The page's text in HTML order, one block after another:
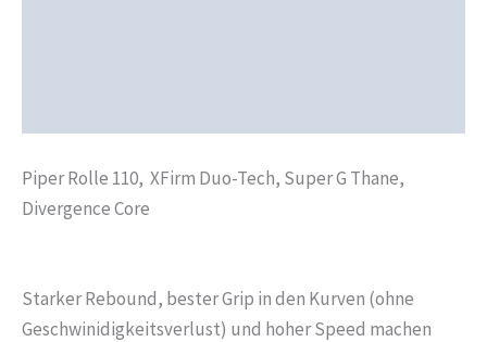
Piper Rolle 110, XFirm Duo-Tech, Super G Thane,
Divergence Core
Starker Rebound, bester Grip in den Kurven (ohne
Geschwinidigkeitsverlust) und hoher Speed machen